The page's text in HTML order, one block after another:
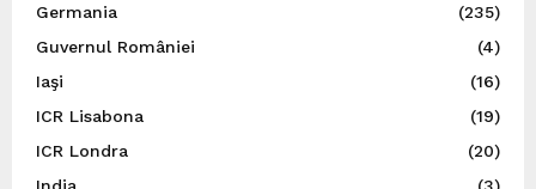
Germania
(235)
Guvernul României
(4)
Iaşi
(16)
ICR Lisabona
(19)
ICR Londra
(20)
India
(3)